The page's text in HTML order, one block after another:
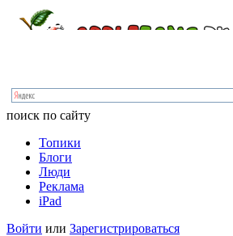
поиск по сайту
Топики
Блоги
Люди
Реклама
iPad
Войти или Зарегистрироваться